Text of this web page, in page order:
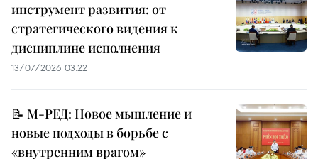
инструмент развития: от
стратегического видения к
дисциплине исполнения
13/07/2026 03:22
📝 М-РЕД: Новое мышление и
новые подходы в борьбе с
«внутренним врагом»